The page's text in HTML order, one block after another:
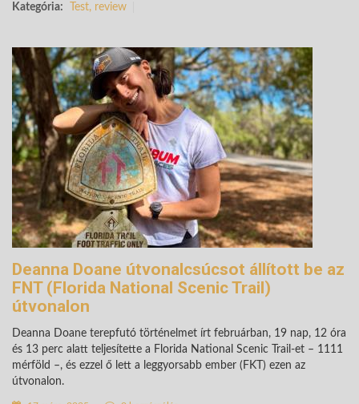
Kategória: Test, review
Deanna Doane útvonalcsúcsot állított be az
FNT (Florida National Scenic Trail)
útvonalon
Deanna Doane terepfutó történelmet írt februárban, 19 nap, 12 óra
és 13 perc alatt teljesítette a Florida National Scenic Trail-et – 1111
mérföld –, és ezzel ő lett a leggyorsabb ember (FKT) ezen az
útvonalon.